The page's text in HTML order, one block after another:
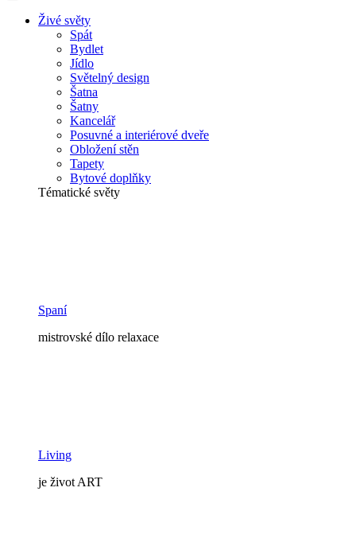
Živé světy
Spát
Bydlet
Jídlo
Světelný design
Šatna
Šatny
Kancelář
Posuvné a interiérové ​​dveře
Obložení stěn
Tapety
Bytové doplňky
Tématické světy
Spaní
mistrovské dílo relaxace
Living
je život ART